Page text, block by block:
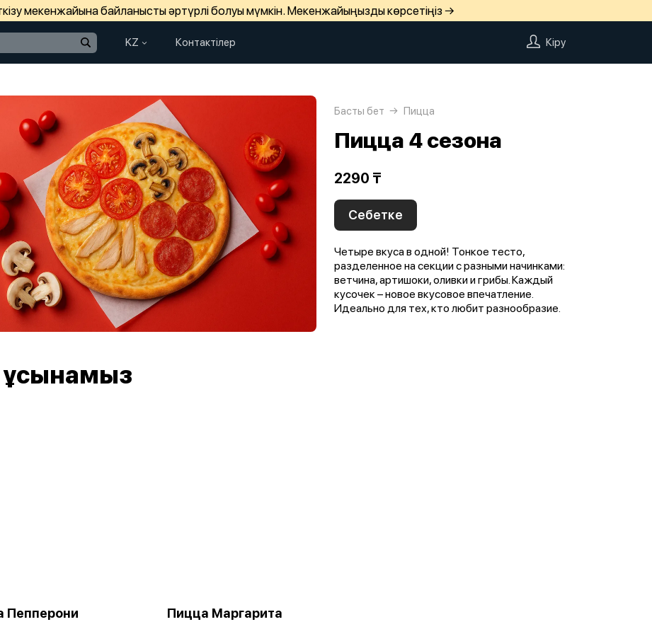
мекенжайына байланысты әртүрлі болуы мүмкін. Мекенжайыңызды көрсетіңіз →
KZ Контактілер Кіру
Басты бет Пицца
Пицца 4 сезона
2290 ₸
Себетке
Четыре вкуса в одной! Тонкое тесто,
разделенное на секции с разными начинками:
ветчина, артишоки, оливки и грибы. Каждый
кусочек – новое вкусовое впечатление.
Идеально для тех, кто любит разнообразие.
ұсынамыз
Пепперони Пицца Маргарита